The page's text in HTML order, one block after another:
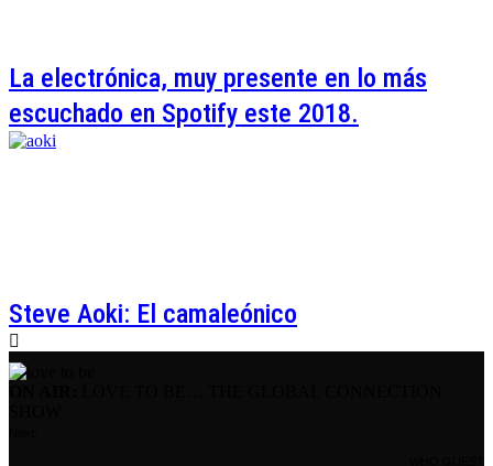
La electrónica, muy presente en lo más
escuchado en Spotify este 2018.
Steve Aoki: El camaleónico